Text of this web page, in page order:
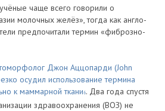
чаще всего говорили о
молочных желёз», тогда как англо-
предпочитали термин «фиброзно-
Джон Аццопарди (John
осудил использование термина
к маммарной ткани6. Два года спустя
здравоохранения (ВОЗ) не